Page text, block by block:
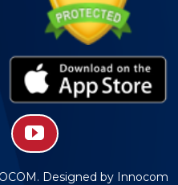
Designed by Innocom